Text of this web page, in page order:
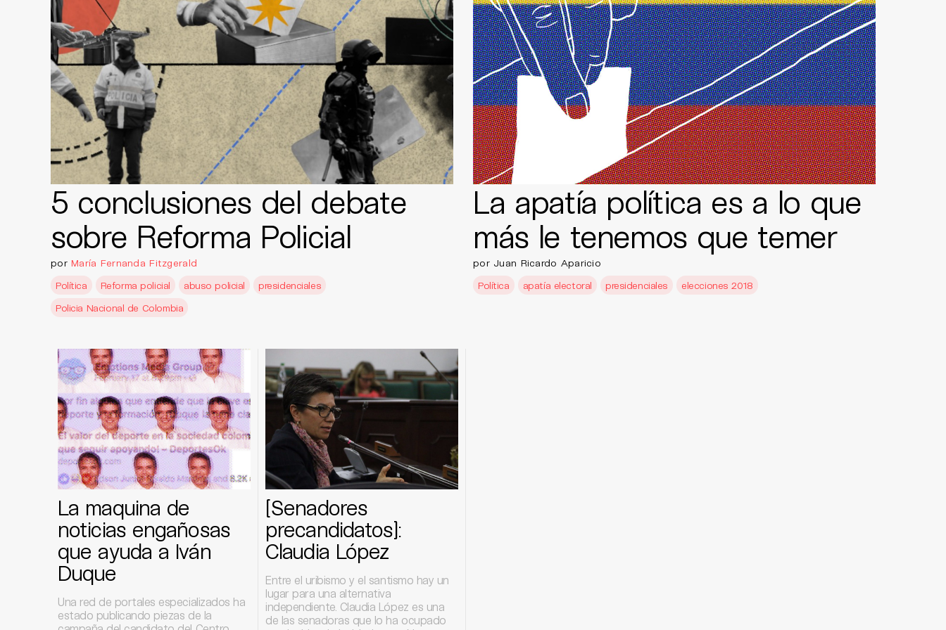
5 conclusiones del debate
sobre Reforma Policial
por María Fernanda Fitzgerald
Política
Reforma policial abuso policial
presidenciales
Policia Nacional de Colombia
La apatía política es a lo que
más le tenemos que temer
por Juan Ricardo Aparicio
Política
apatía electoral presidenciales elecciones 2018
La maquina de
noticias engañosas
que ayuda a Iván
Duque
Una red de portales especializados ha
estado publicando piezas de la
[Senadores
precandidatos]:
Claudia López
Entre el uribismo y el santismo hay un
lugar para una alternativa
independiente. Claudia López es una
de las senadoras que lo ha ocupado